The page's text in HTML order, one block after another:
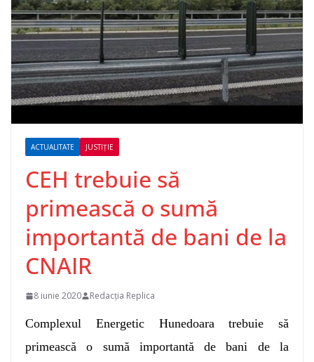
ACTUALITATE JUSTIȚIE
CEH trebuie să
primească o sumă
importantă de bani de la
CNAIR
8 iunie 2020 Redacția Replica
Complexul Energetic Hunedoara trebuie să
primească o sumă importantă de bani de la